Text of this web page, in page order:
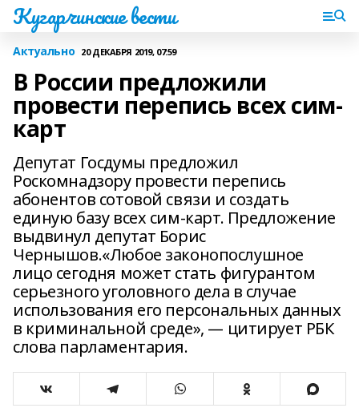
Кугарчинские вести
Актуально 20 ДЕКАБРЯ 2019, 07:59
В России предложили
провести перепись всех сим-
карт
Депутат Госдумы предложил
Роскомнадзору провести перепись
абонентов сотовой связи и создать
единую базу всех сим-карт. Предложение
выдвинул депутат Борис
Чернышов.«Любое законопослушное
лицо сегодня может стать фигурантом
серьезного уголовного дела в случае
использования его персональных данных
в криминальной среде», — цитирует РБК
слова парламентария.